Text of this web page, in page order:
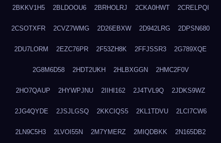
2BKKV1H5 2BLDOOU6 2BRHOLRJ 2CKA0HWT 2CRELPQI
2CSOTXFR 2CVZ7WMG 2D26EBXW 2D942LRG 2DPSN680
2DU7LORM 2EZC76PR 2F53ZH8K 2FFJSSR3 2G789XQE
2G8M6D58 2HDT2UKH 2HLBXGGN 2HMC2F0V
2HO7QAUP 2HYWPJNU 2IIHI162 2J4TVL9Q 2JDKS9WZ
2JG4QYDE 2JSJLGSQ 2KKCIQS5 2KL1TDVU 2LCI7CW6
2LN9C5H3 2LVOI55N 2M7YMERZ 2MIQDBKK 2N165DB2